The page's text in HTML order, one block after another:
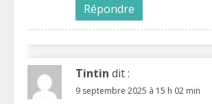
Répondre
Tintin dit :
9 septembre 2025 à 15 h 02 min